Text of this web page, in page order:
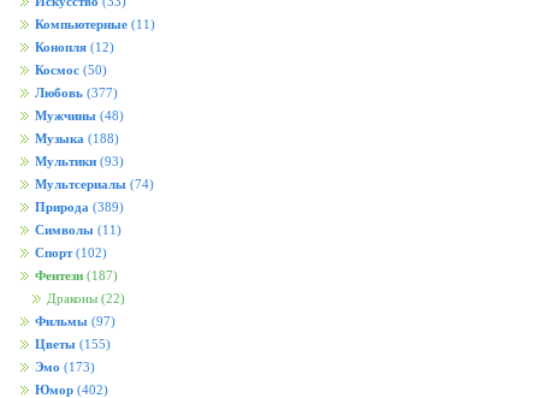
Компьютерные (11)
Конопля (12)
Космос (50)
Любовь (377)
Мужчины (48)
Музыка (188)
Мультики (93)
Мультсериалы (74)
Природа (389)
Символы (11)
Спорт (102)
Фентези (187)
Драконы (22)
Фильмы (97)
Цветы (155)
Эмо (173)
Юмор (402)